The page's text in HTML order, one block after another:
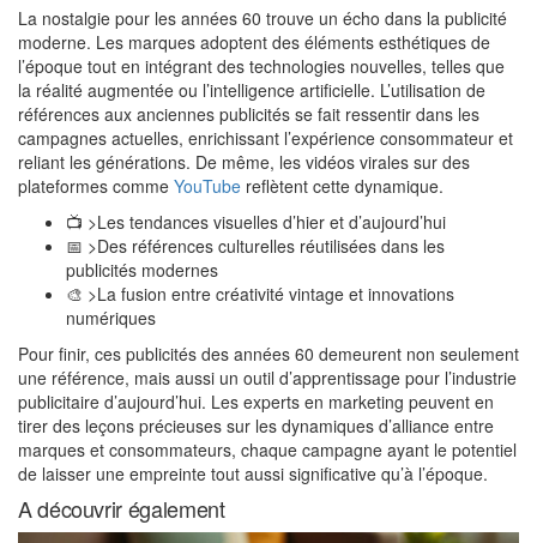
La nostalgie pour les années 60 trouve un écho dans la publicité
moderne. Les marques adoptent des éléments esthétiques de
l’époque tout en intégrant des technologies nouvelles, telles que
la réalité augmentée ou l’intelligence artificielle. L’utilisation de
références aux anciennes publicités se fait ressentir dans les
campagnes actuelles, enrichissant l’expérience consommateur et
reliant les générations. De même, les vidéos virales sur des
plateformes comme YouTube reflètent cette dynamique.
📺 >Les tendances visuelles d’hier et d’aujourd’hui
📅 >Des références culturelles réutilisées dans les
publicités modernes
🎨 >La fusion entre créativité vintage et innovations
numériques
Pour finir, ces publicités des années 60 demeurent non seulement
une référence, mais aussi un outil d’apprentissage pour l’industrie
publicitaire d’aujourd’hui. Les experts en marketing peuvent en
tirer des leçons précieuses sur les dynamiques d’alliance entre
marques et consommateurs, chaque campagne ayant le potentiel
de laisser une empreinte tout aussi significative qu’à l’époque.
A découvrir également